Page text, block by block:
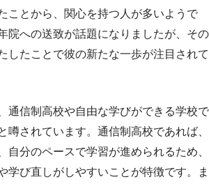
ことから、関心を持つ人が多いようで
院への送致が話題になりましたが、その
したことで彼の新たな一歩が注目されて
通信制高校や自由な学びができる学校で
噂されています。通信制高校であれば、
自分のペースで学習が進められるため、
学び直しがしやすいことが特徴です。ま